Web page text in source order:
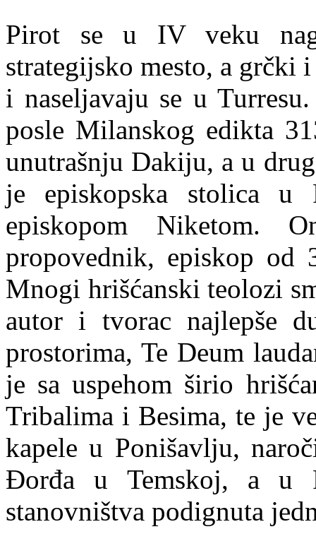
Pirot se u IV veku
strategijsko mesto, a grčki
i naseljavaju se u
posle Milanskog edikta
unutrašnju Dakiju, a u
je episkopska stolica u
episkopom Niketom.
propovednik, episkop od
Mnogi hrišćanski teolozi
autor i tvorac najlepše
prostorima, Te Deum
je sa uspehom širio
Tribalima i Besima, te je
kapele u Ponišavlju,
Đorđa u Temskoj, a u
stanovništva podignuta